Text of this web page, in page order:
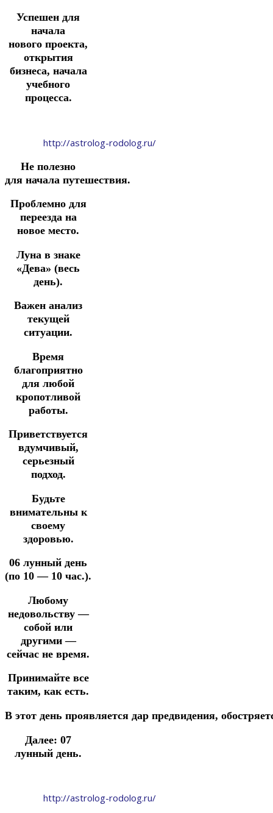
Успешен для
начала
нового проекта,
открытия
бизнеса, начала
учебного
процесса.
http://astrolog-rodolog.ru/
Не полезно
для начала путешествия.
Проблемно для
переезда на
новое место.
Луна в знаке
«Дева» (весь
день).
Важен анализ
текущей
ситуации.
Время
благоприятно
для любой
кропотливой
работы.
Приветствуется
вдумчивый,
серьезный
подход.
Будьте
внимательны к
своему
здоровью.
06 лунный день
(по 10 — 10 час.).
Любому
недовольству —
собой или
другими —
сейчас не время.
Принимайте все
таким, как есть.
В этот день проявляется дар предвидения,
Далее: 07
лунный день.
http://astrolog-rodolog.ru/